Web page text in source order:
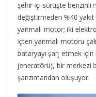
şehir içi sürüşte benzinli
değiştirmeden %40
yanmalı motor; iki
içten yanmalı motoru
bataryayı şarj etmek
jeneratörü), bir merkezi
şanzımandan oluşuyor.